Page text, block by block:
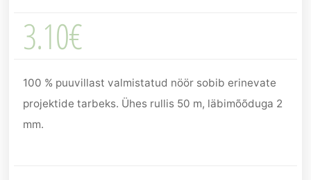
3.10€
100 % puuvillast valmistatud nöör sobib erinevate
projektide tarbeks. Ühes rullis 50 m, läbimõõduga 2
mm.